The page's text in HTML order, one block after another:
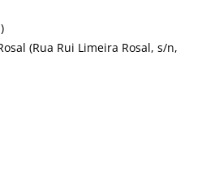
(Rua Rui Limeira Rosal, s/n,